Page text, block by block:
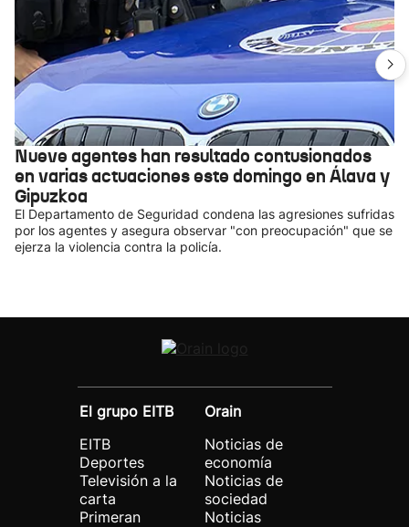
Nueve agentes han resultado contusionados
en varias actuaciones este domingo en Álava y
Gipuzkoa
El Departamento de Seguridad condena las agresiones sufridas
por los agentes y asegura observar "con preocupación" que se
ejerza la violencia contra la policía.
El grupo EITB
EITB
Deportes
Televisión a la
carta
Primeran
Orain
Noticias de
economía
Noticias de
sociedad
Noticias